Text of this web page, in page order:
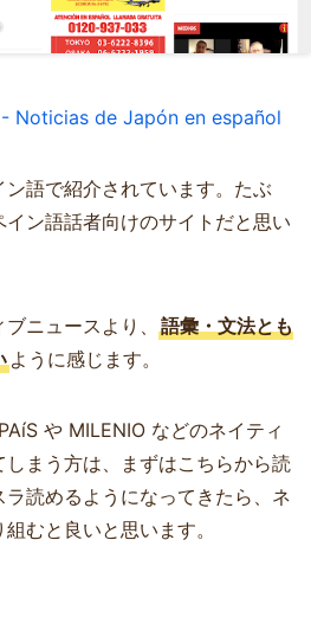
Noticias de Japón en español
語で紹介されています。たぶ
ン語話者向けのサイトだと思い
ニュースより、 語彙・文法とも
ように感じます。
や MILENIO などのネイティ
まう方は、まずはこちらから読
読めるようになってきたら、ネ
むと良いと思います。